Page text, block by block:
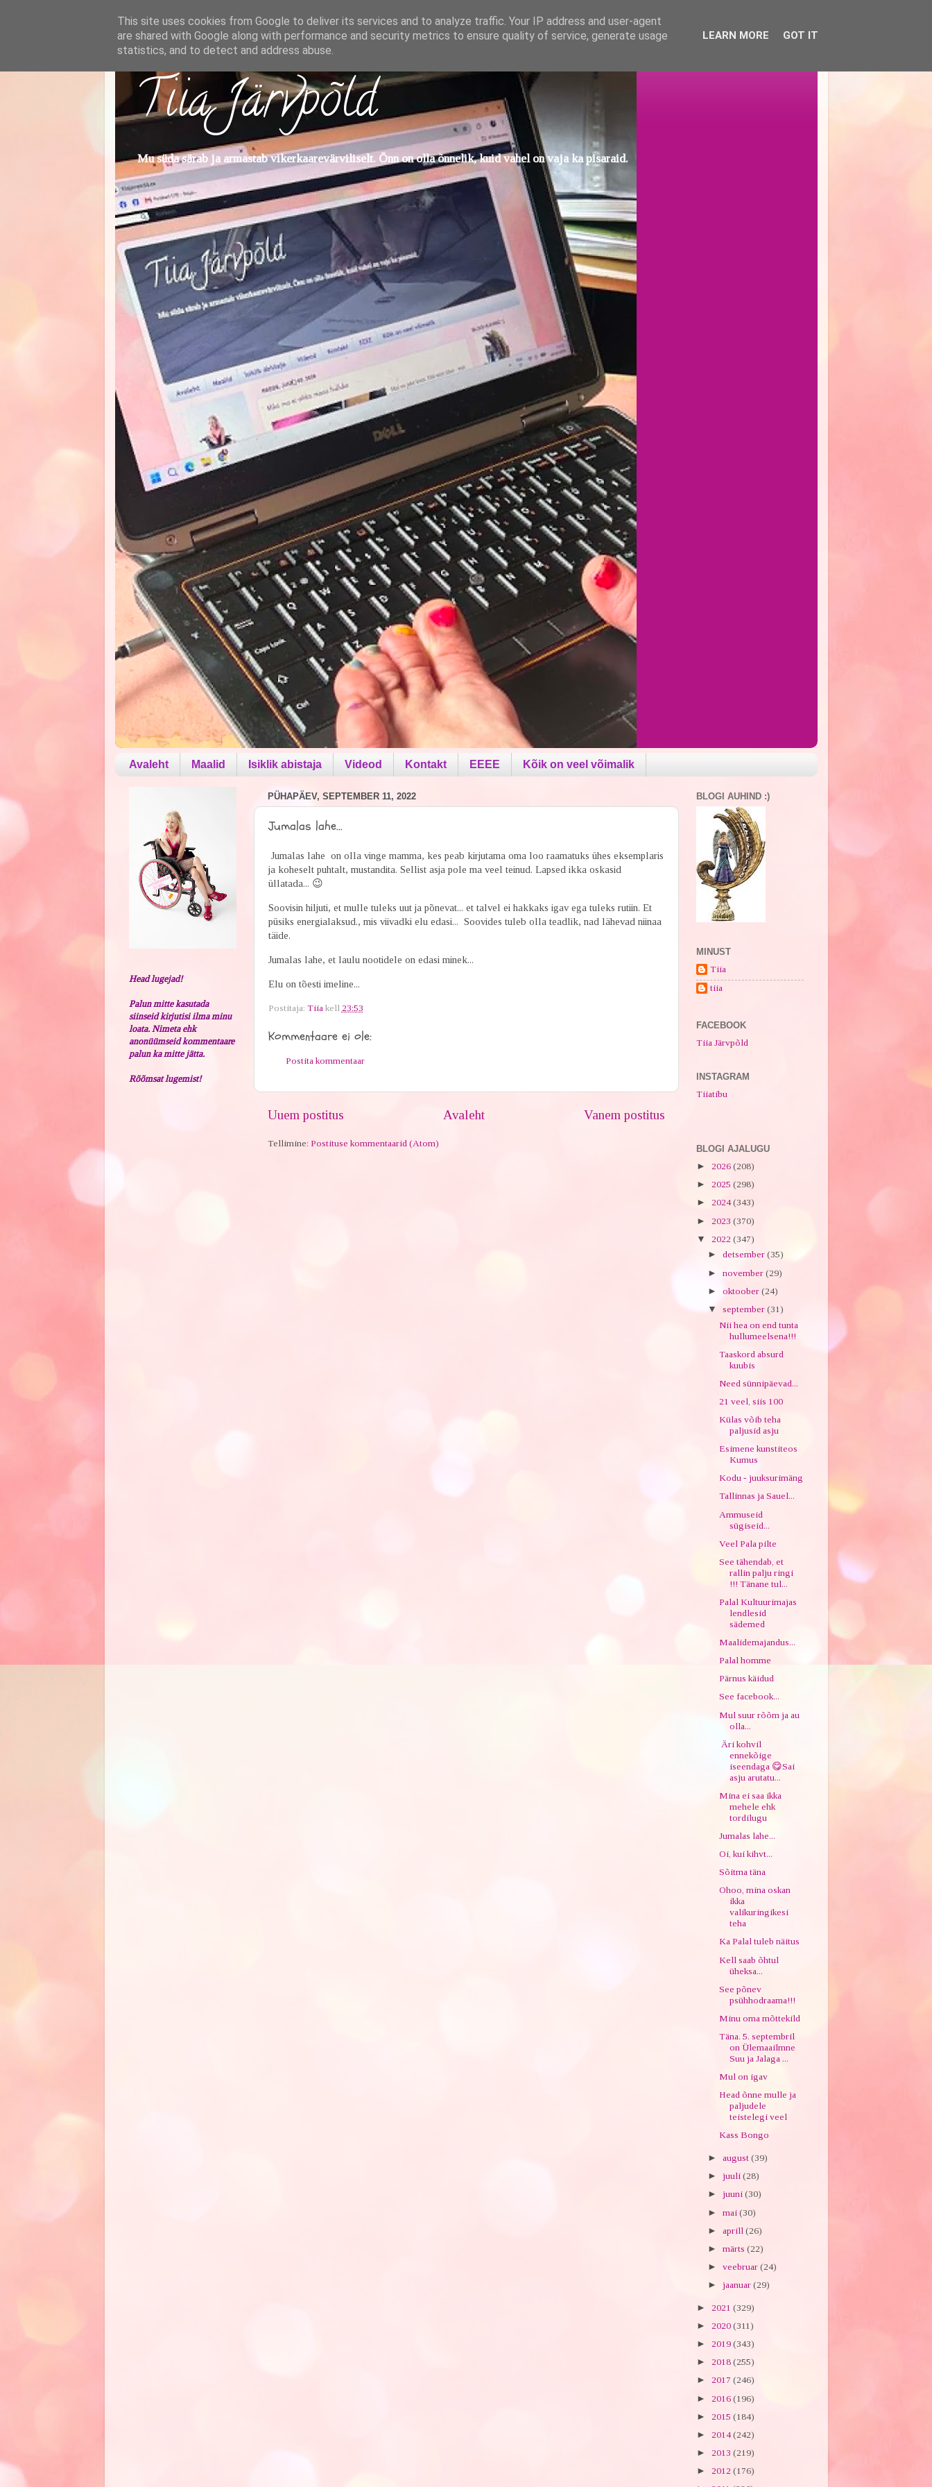
Tiia Järvpõld
Mu süda särab ja armastab vikerkaarevärviliselt. Õnn on olla õnnelik, kuid vahel on vaja ka pisaraid.
Avaleht Maalid Isiklik abistaja Videod Kontakt EEEE Kõik on veel võimalik
PÜHAPÄEV, SEPTEMBER 11, 2022
Jumalas lahe...
Jumalas lahe on olla vinge mamma, kes peab kirjutama oma loo raamatuks ühes eksemplaris
ja koheselt puhtalt, mustandita. Sellist asja pole ma veel teinud. Lapsed ikka oskasid
üllatada... 😉
Soovisin hiljuti, et mulle tuleks uut ja põnevat... et talvel ei hakkaks igav ega tuleks rutiin. Et
püsiks energialaksud., mis viivadki elu edasi... Soovides tuleb olla teadlik, nad lähevad niinaa
täide.
Jumalas lahe, et laulu nootidele on edasi minek...
Elu on tõesti imeline...
Postitaja: Tiia kell 23:53
Kommentaare ei ole:
Postita kommentaar
Uuem postitus Vanem postitus
Avaleht
Tellimine: Postituse kommentaarid (Atom)
Head lugejad!
Palun mitte kasutada
siinseid kirjutisi ilma minu
loata. Nimeta ehk
anonüümseid kommentaare
palun ka mitte jätta.
Rõõmsat lugemist!
BLOGI AUHIND :)
MINUST
Tiia
tiia
FACEBOOK
Tiia Järvpõld
INSTAGRAM
Tiiatibu
BLOGI AJALUGU
► 2026 (208)
► 2025 (298)
► 2024(343)
► 2023 (370)
▼ 2022 (347)
► detsember (35)
► november (29)
► oktoober (24)
▼ september (31)
Nii hea on end tunta
hullumeelsena!!!
Taaskord absurd
kuubis
Need sünnipäevad...
21 veel, siis 100
Külas võib teha
paljusid asju
Esimene kunstiteos
Kumus
Kodu - juuksurimäng
Tallinnas ja Sauel...
Ammuseid
sügiseid...
Veel Pala pilte
See tähendab, et
rallin palju ringi
!!! Tänane tul...
Palal Kultuurimajas
lendlesid
sädemed
Maalidemajandus...
Palal homme
Pärnus käidud
See facebook...
Mul suur rõõm ja au
olla...
Äri kohvil
ennekõige
iseendaga 😋Sai
asju arutatu...
Mina ei saa ikka
mehele ehk
tordilugu
Jumalas lahe...
Oi, kui kihvt...
Sõitma täna
Ohoo, mina oskan
ikka
valikuringikesi
teha
Ka Palal tuleb näitus
Kell saab õhtul
üheksa...
See põnev
psühhodraama!!!
Minu oma mõttekild
Täna. 5. septembril
on Ülemaailmne
Suu ja Jalaga ...
Mul on igav
Head õnne mulle ja
paljudele
teistelegi veel
Kass Bongo
► august (39)
► juuli (28)
► juuni (30)
► mai (30)
► aprill (26)
► märts (22)
► veebruar (24)
► jaanuar (29)
► 2021 (329)
► 2020 (311)
► 2019 (343)
► 2018 (255)
► 2017 (246)
► 2016 (196)
► 2015 (184)
► 2014(242)
► 2013 (219)
► 2012 (176)
This site uses cookies from Google to deliver its services and to analyze traffic. Your IP address and user-agent
are shared with Google along with performance and security metrics to ensure quality of service, generate usage
statistics, and to detect and address abuse.
LEARN MORE GOT IT